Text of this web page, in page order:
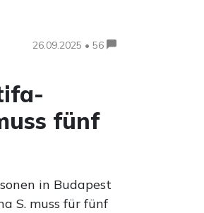
26.09.2025 • 56
fünf
in Budapest
S. muss für fünf